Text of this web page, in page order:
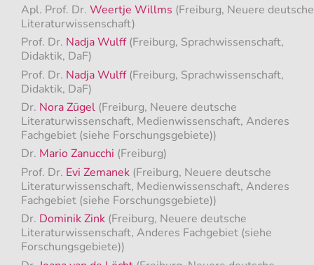
Apl. Prof. Dr. Weertje Willms (Freiburg, Neuere deutsche
Literaturwissenschaft)
Prof. Dr. Nadja Wulff(Freiburg, Sprachwissenschaft,
Didaktik, DaF)
Prof. Dr. Nadja Wulff(Freiburg, Sprachwissenschaft,
Didaktik, DaF)
Dr. Nora Zügel (Freiburg, Neuere deutsche
Literaturwissenschaft, Medienwissenschaft, Anderes
Fachgebiet (siehe Forschungsgebiete))
Dr. Mario Zanucchi (Freiburg)
Prof. Dr. Evi Zemanek (Freiburg, Neuere deutsche
Literaturwissenschaft, Medienwissenschaft, Anderes
Fachgebiet (siehe Forschungsgebiete))
Dr. Dominik Zink (Freiburg, Neuere deutsche
Literaturwissenschaft, Anderes Fachgebiet (siehe
Forschungsgebiete))